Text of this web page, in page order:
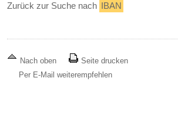
Zurück zur Suche nach IBAN
Nach oben
Seite drucken
Per E-Mail weiterempfehlen